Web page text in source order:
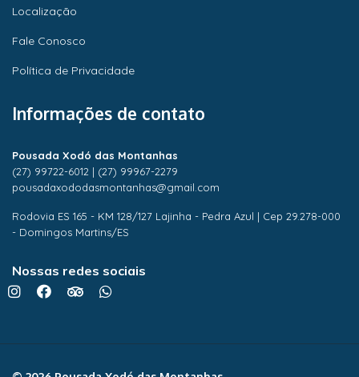
Localização
Fale Conosco
Política de Privacidade
Informações de contato
Pousada Xodó das Montanhas
(27) 99722-6012 | (27) 99967-2279
pousadaxododasmontanhas@gmail.com
Rodovia ES 165 - KM 128/127 Lajinha - Pedra Azul | Cep 29.278-000
- Domingos Martins/ES
Nossas redes sociais